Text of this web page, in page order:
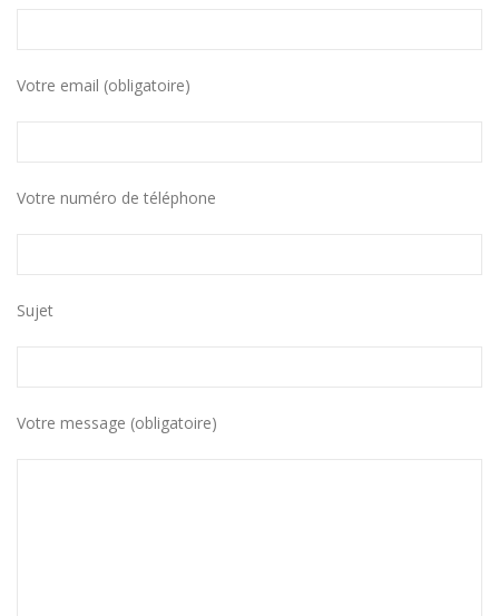
Votre email (obligatoire)
Votre numéro de téléphone
Sujet
Votre message (obligatoire)